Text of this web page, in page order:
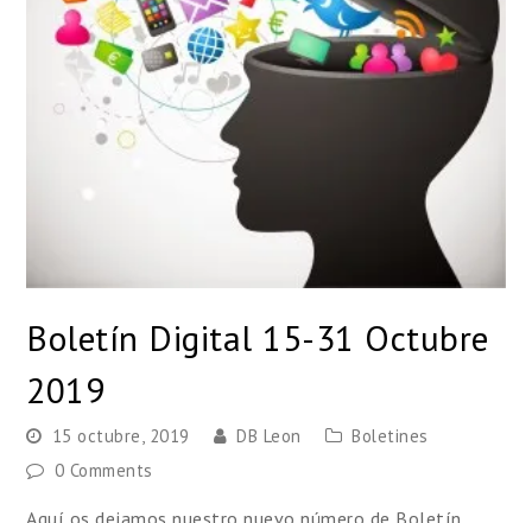
Boletín Digital 15-31 Octubre
2019
15 octubre, 2019 DB Leon
Boletines
0 Comments